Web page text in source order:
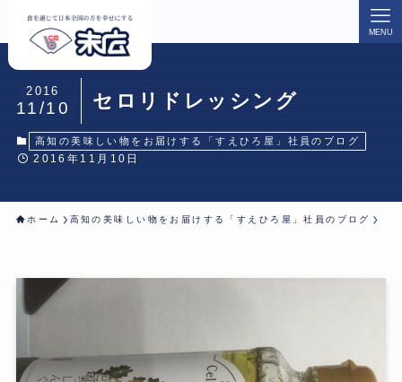
MENU
セロリドレッシング
2016
11/10
高知の美味しい物をお届けする「すえひろ屋」社員のブログ
2016年11月10日
ホーム 高知の美味しい物をお届けする「すえひろ屋」社員のブログ